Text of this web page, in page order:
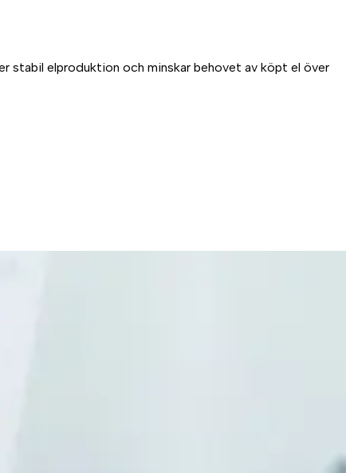
stabil elproduktion och minskar behovet av köpt el över